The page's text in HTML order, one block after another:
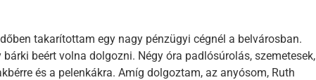
takarítottam egy nagy pénzügyi cégnél a belvárosban.
beért volna dolgozni. Négy óra padlósúrolás, szemetesek,
és a pelenkákra. Amíg dolgoztam, az anyósom, Ruth